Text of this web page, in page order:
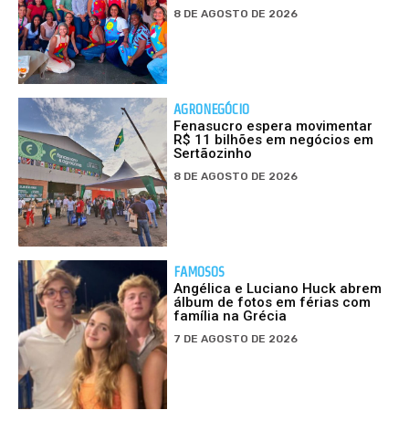
8 DE AGOSTO DE 2026
AGRONEGÓCIO
Fenasucro espera movimentar
R$ 11 bilhões em negócios em
Sertãozinho
8 DE AGOSTO DE 2026
FAMOSOS
Angélica e Luciano Huck abrem
álbum de fotos em férias com
família na Grécia
7 DE AGOSTO DE 2026